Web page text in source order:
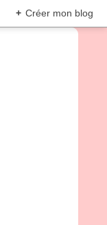
+ Créer mon blog